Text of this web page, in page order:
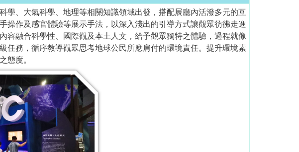
學、大氣科學、地理等相關知識領域出發，搭配展廳內活潑多元的互
操作及感官體驗等展示手法，以深入淺出的引導方式讓觀眾彷彿走進
容融合科學性、國際觀及本土人文，給予觀眾獨特之體驗，過程就像
任務，循序教導觀眾思考地球公民所應肩付的環境責任。提升環境素
態度。